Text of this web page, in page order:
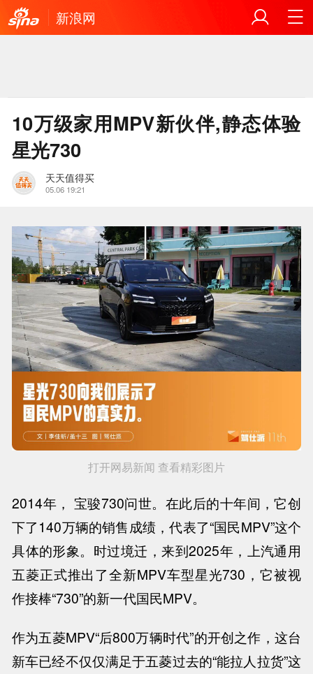
新浪网
10万级家用MPV新伙伴,静态体验
星光730
天天值得买
05.06 19:21
打开网易新闻 查看精彩图片
2014年， 宝骏730问世。在此后的十年间，它创
下了140万辆的销售成绩，代表了“国民MPV”这个
具体的形象。时过境迁，来到2025年，上汽通用
五菱正式推出了全新MPV车型星光730，它被视
作接棒“730”的新一代国民MPV。
作为五菱MPV“后800万辆时代”的开创之作，这台
新车已经不仅仅满足于五菱过去的“能拉人拉货”这